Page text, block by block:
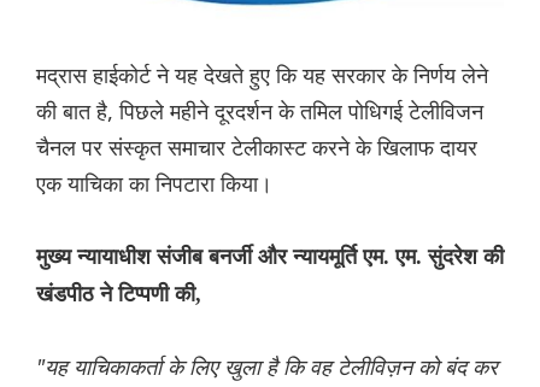
मद्रास हाईकोर्ट ने यह देखते हुए कि यह सरकार के निर्णय लेने
की बात है, पिछले महीने दूरदर्शन के तमिल पोधिगई टेलीविजन
चैनल पर संस्कृत समाचार टेलीकास्ट करने के खिलाफ दायर
एक याचिका का निपटारा किया।
मुख्य न्यायाधीश संजीब बनर्जी और न्यायमूर्ति एम. एम. सुंदरेश की
खंडपीठ ने टिप्पणी की,
"यह याचिकाकर्ता के लिए खुला है कि वह टेलीविज़न को बंद कर